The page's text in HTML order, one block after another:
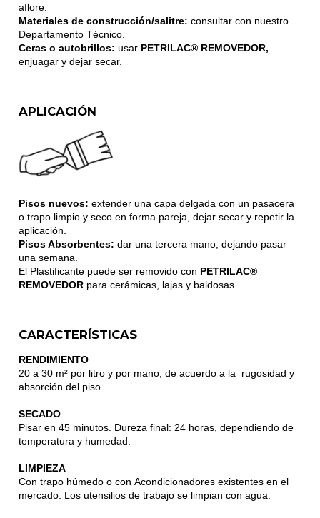
aflore.
Materiales de construcción/salitre: consultar con nuestro
Departamento Técnico.
Ceras o autobrillos: usarPETRILAC® REMOVEDOR,
enjuagar y dejar secar.
APLICACIÓN
Pisos nuevos: extender una capa delgada con un pasacera
o trapo limpio y seco en forma pareja, dejar secar y repetir la
aplicación.
Pisos Absorbentes: dar una tercera mano, dejando pasar
una semana.
El Plastificante puede ser removido con PETRILAC®
REMOVEDOR para cerámicas, lajas y baldosas.
CARACTERÍSTICAS
RENDIMIENTO
20 a 30 m² por litro y por mano, de acuerdo a la rugosidad y
absorción del piso.
SECADO
Pisar en 45 minutos. Dureza final: 24 horas, dependiendo de
temperatura y humedad.
LIMPIEZA
Con trapo húmedo o con Acondicionadores existentes en el
mercado. Los utensilios de trabajo se limpian con agua.